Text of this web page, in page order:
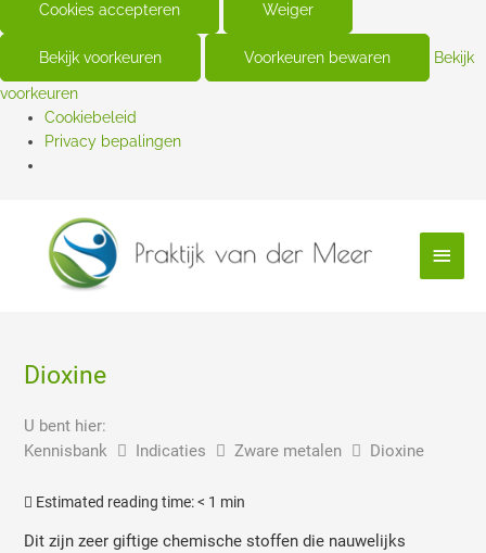
Cookies accepteren Weiger
Bekijk voorkeuren Voorkeuren bewaren Bekijk
voorkeuren
Cookiebeleid
Privacy bepalingen
Dioxine
U bent hier:
Kennisbank
Indicaties Zware metalen Dioxine
Estimated reading time: < 1 min
Dit zijn zeer giftige chemische stoffen die nauwelijks